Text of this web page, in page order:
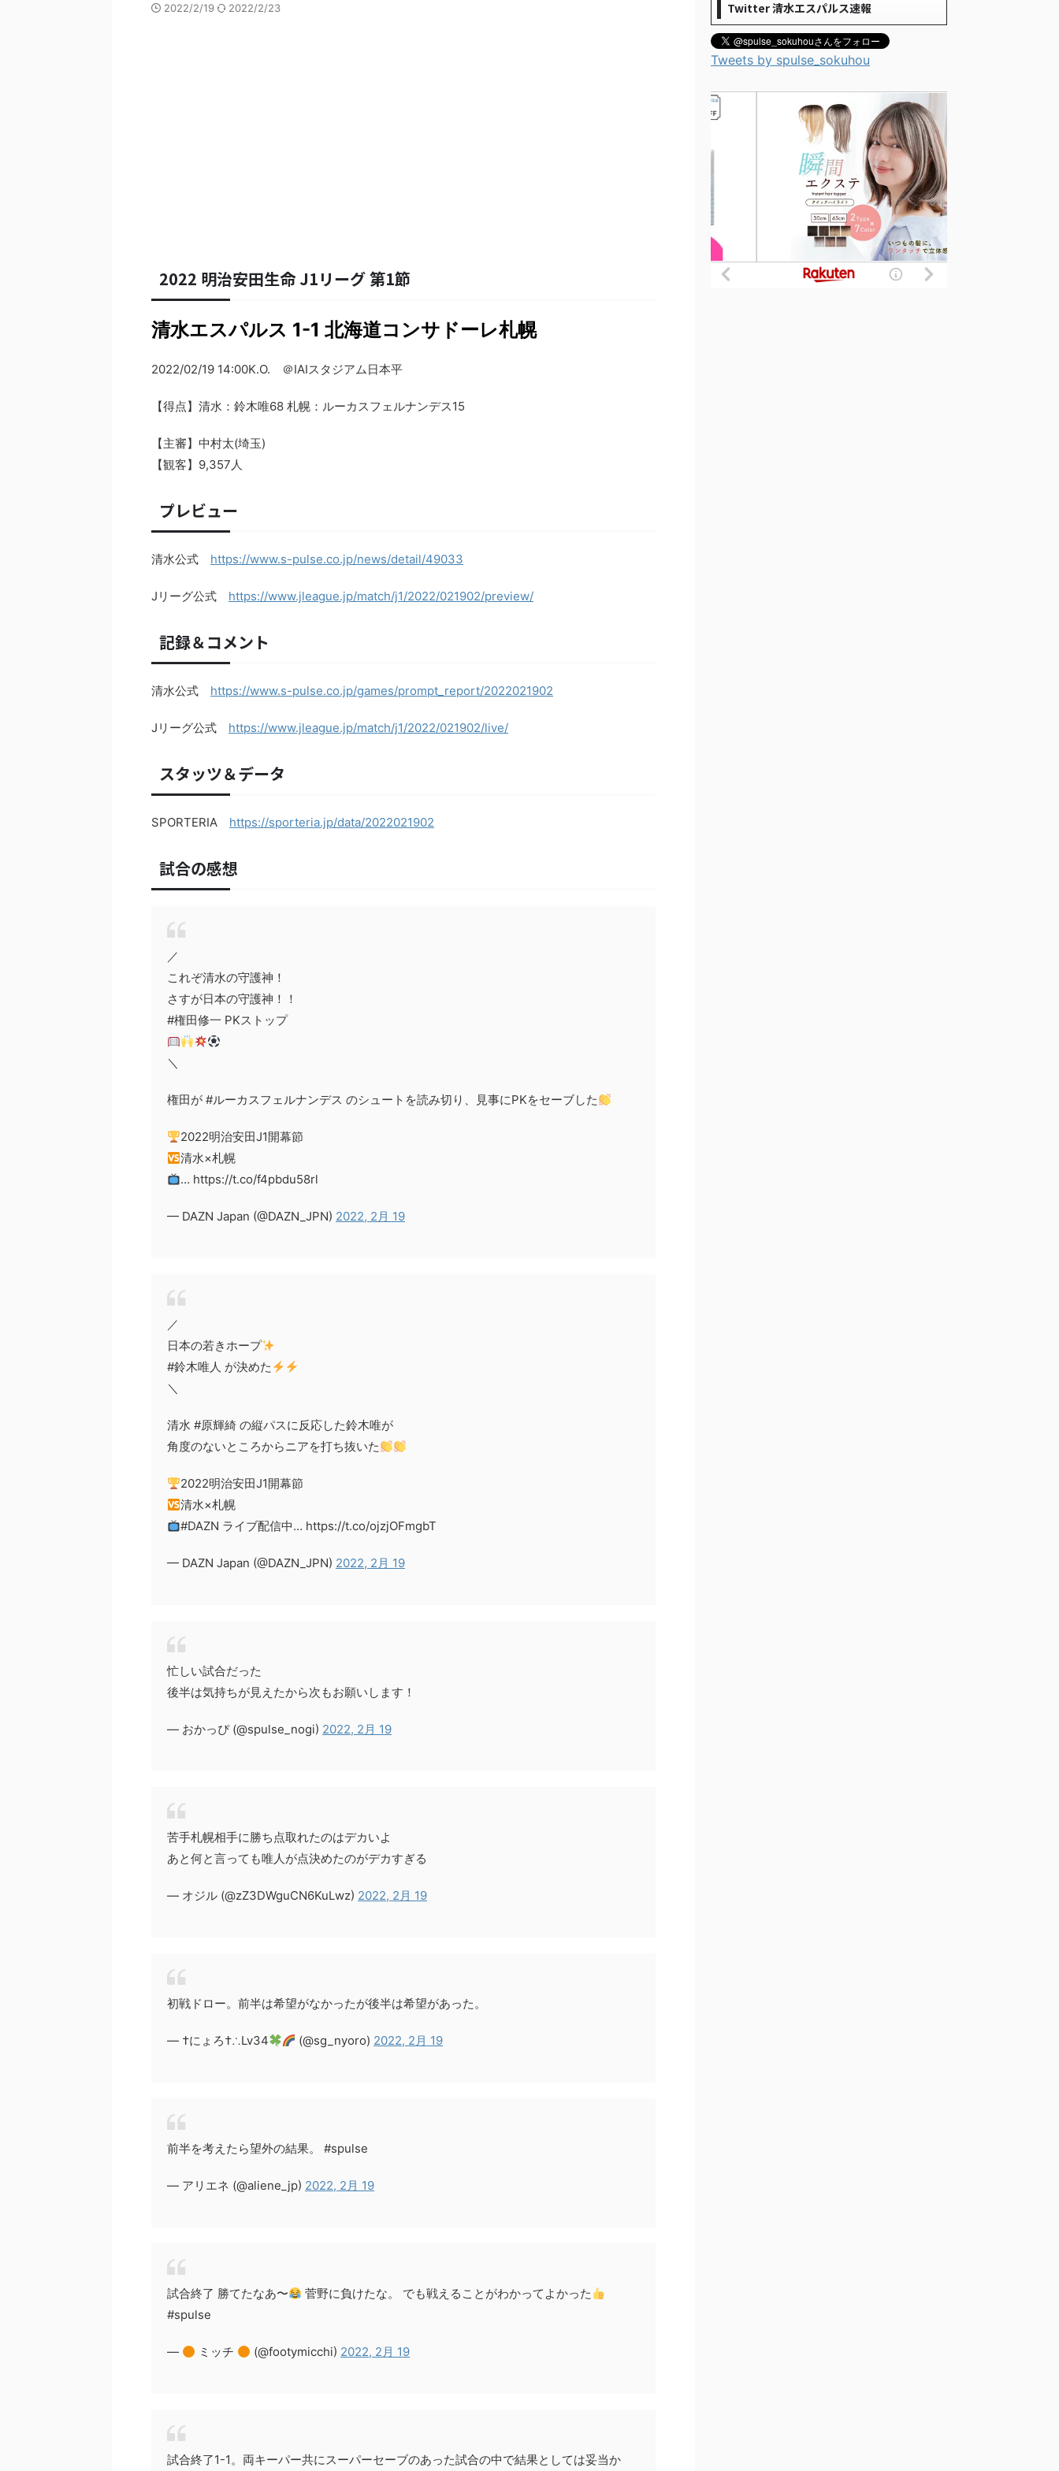
2022/2/19 2022/2/23
2022 明治安田生命 J1リーグ 第1節
清水エスパルス 1-1 北海道コンサドーレ札幌
2022/02/19 14:00K.O. ＠IAIスタジアム日本平
【得点】清水：鈴木唯68 札幌：ルーカスフェルナンデス15
【主審】中村太(埼玉)
【観客】9,357人
プレビュー
清水公式 https://www.s-pulse.co.jp/news/detail/49033
Jリーグ公式 https://www.jleague.jp/match/j1/2022/021902/preview/
記録＆コメント
清水公式 https://www.s-pulse.co.jp/games/prompt_report/2022021902
Jリーグ公式 https://www.jleague.jp/match/j1/2022/021902/live/
スタッツ＆データ
SPORTERIA https://sporteria.jp/data/2022021902
試合の感想
／
これぞ清水の守護神！
さすが日本の守護神！！
#権田修一 PKストップ
＼
権田が #ルーカスフェルナンデス のシュートを読み切り、見事にPKをセーブした
2022明治安田J1開幕節
清水×札幌
… https://t.co/f4pbdu58rl
— DAZN Japan (@DAZN_JPN) 2022, 2月 19
／
日本の若きホープ
#鈴木唯人 が決めた
＼
清水 #原輝綺 の縦パスに反応した鈴木唯が
角度のないところからニアを打ち抜いた
2022明治安田J1開幕節
清水×札幌
#DAZN ライブ配信中… https://t.co/ojzjOFmgbT
— DAZN Japan (@DAZN_JPN) 2022, 2月 19
忙しい試合だった
後半は気持ちが見えたから次もお願いします！
— おかっぴ (@spulse_nogi) 2022, 2月 19
苦手札幌相手に勝ち点取れたのはデカいよ
あと何と言っても唯人が点決めたのがデカすぎる
— オジル (@zZ3DWguCN6KuLwz) 2022, 2月 19
初戦ドロー。前半は希望がなかったが後半は希望があった。
— †にょろ†∴Lv34 (@sg_nyoro) 2022, 2月 19
前半を考えたら望外の結果。 #spulse
— アリエネ (@aliene_jp) 2022, 2月 19
試合終了 勝てたなあ〜
菅野に負けたな。 でも戦えることがわかってよかった
#spulse
— ミッチ (@footymicchi) 2022, 2月 19
試合終了1-1。両キーパー共にスーパーセーブのあった試合の中で結果としては妥当か
Twitter 清水エスパルス速報
Tweets by spulse_sokuhou